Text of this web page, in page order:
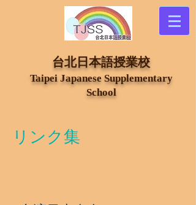
​台北日本語授業校
Taipei Japanese Supplementary
School
リンク集